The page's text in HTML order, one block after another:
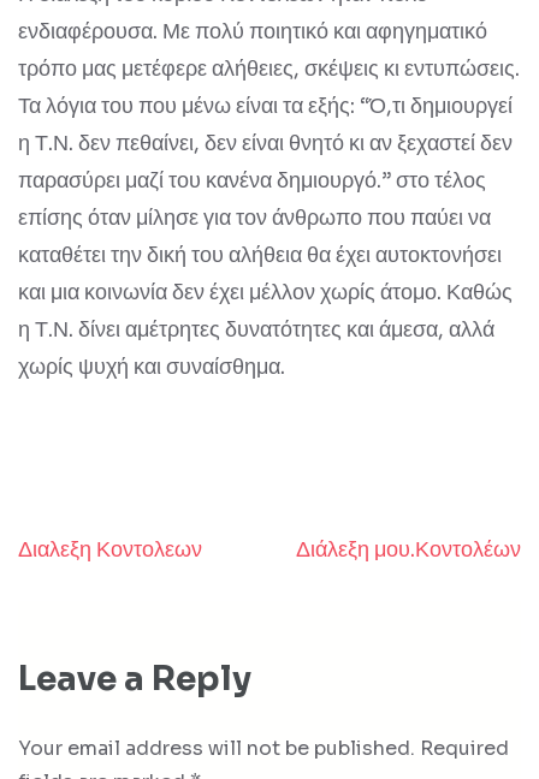
ενδιαφέρουσα. Με πολύ ποιητικό και αφηγηματικό
τρόπο μας μετέφερε αλήθειες, σκέψεις κι εντυπώσεις.
Τα λόγια του που μένω είναι τα εξής: “Ό,τι δημιουργεί
η Τ.Ν. δεν πεθαίνει, δεν είναι θνητό κι αν ξεχαστεί δεν
παρασύρει μαζί του κανένα δημιουργό.” στο τέλος
επίσης όταν μίλησε για τον άνθρωπο που παύει να
καταθέτει την δική του αλήθεια θα έχει αυτοκτονήσει
και μια κοινωνία δεν έχει μέλλον χωρίς άτομο. Καθώς
η Τ.Ν. δίνει αμέτρητες δυνατότητες και άμεσα, αλλά
χωρίς ψυχή και συναίσθημα.
Post
Διαλεξη Κοντολεων Διάλεξη μου.Κοντολέων
Leave a Reply
Your email address will not be published. Required